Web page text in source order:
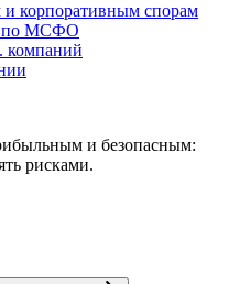
и корпоративным спорам
по МСФО
компаний
и безопасным:
рисками.